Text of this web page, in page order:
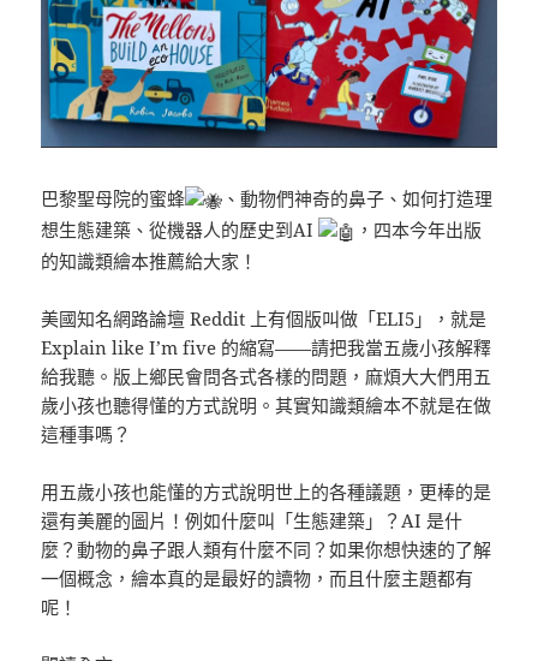
巴黎聖母院的蜜蜂
、動物們神奇的鼻子、如何打造理
想生態建築、從機器人的歷史到AI
，四本今年出版
的知識類繪本推薦給大家！
美國知名網路論壇 Reddit 上有個版叫做「ELI5」，就是
Explain like I’m five 的縮寫——請把我當五歲小孩解釋
給我聽。版上鄉民會問各式各樣的問題，麻煩大大們用五
歲小孩也聽得懂的方式說明。其實知識類繪本不就是在做
這種事嗎？
用五歲小孩也能懂的方式說明世上的各種議題，更棒的是
還有美麗的圖片！例如什麼叫「生態建築」？AI 是什
麼？動物的鼻子跟人類有什麼不同？如果你想快速的了解
一個概念，繪本真的是最好的讀物，而且什麼主題都有
呢！